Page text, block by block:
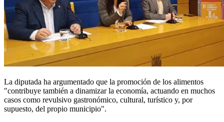
La diputada ha argumentado que la promoción de los alimentos
"contribuye también a dinamizar la economía, actuando en muchos
casos como revulsivo gastronómico, cultural, turístico y, por
supuesto, del propio municipio".